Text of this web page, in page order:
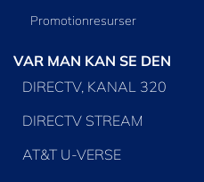
Promotionresurser
VAR MAN KAN SE DEN
DIRECTV, KANAL 320
DIRECTV STREAM
AT&T U-VERSE